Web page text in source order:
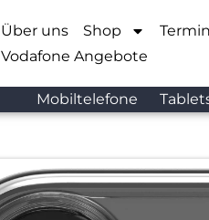
Über uns Shop
Vodafone Angebote
Mobiltelefone